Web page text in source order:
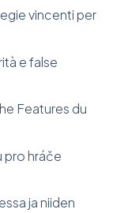
vincenti per
e false
Features du
pro hráče
ja niiden